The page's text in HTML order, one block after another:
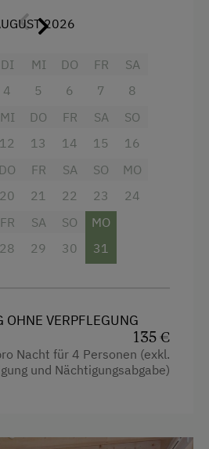
Internetanschluss
2026
DI
4
MI
5
DO
6
FR
7
SA
8
MI
12
DO
13
FR
14
SA
15
SO
16
DO
20
FR
21
SA
22
SO
23
MO
24
FR
28
SA
29
SO
30
MO
31
OHNE VERPFLEGUNG
135 €
Nacht für 4 Personen (exkl.
und Nächtigungsabgabe)